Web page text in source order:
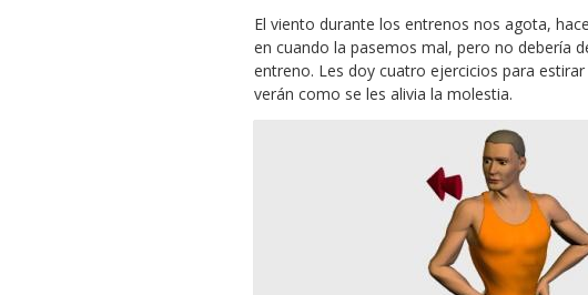
El viento durante los entrenos nos agota,
en cuando la pasemos mal, pero no debería
entreno. Les doy cuatro ejercicios para
verán como se les alivia la molestia.